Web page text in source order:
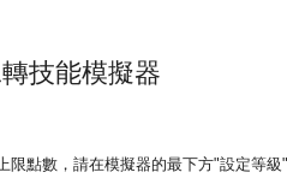
技能模擬器
限點數，請在模擬器的最下方"設定等